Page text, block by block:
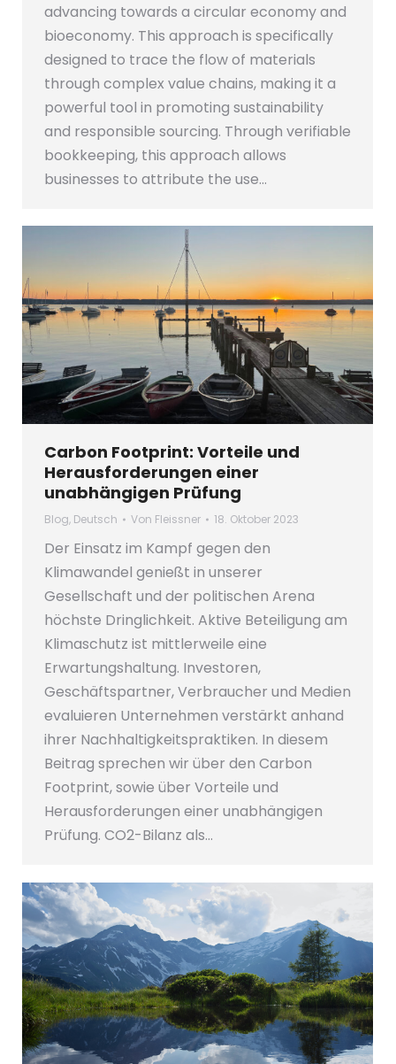
advancing towards a circular economy and
bioeconomy. This approach is specifically
designed to trace the flow of materials
through complex value chains, making it a
powerful tool in promoting sustainability
and responsible sourcing. Through verifiable
bookkeeping, this approach allows
businesses to attribute the use…
Carbon Footprint: Vorteile und
Herausforderungen einer
unabhängigen Prüfung
Blog, Deutsch Von Fleissner 18. Oktober 2023
Der Einsatz im Kampf gegen den
Klimawandel genießt in unserer
Gesellschaft und der politischen Arena
höchste Dringlichkeit. Aktive Beteiligung am
Klimaschutz ist mittlerweile eine
Erwartungshaltung. Investoren,
Geschäftspartner, Verbraucher und Medien
evaluieren Unternehmen verstärkt anhand
ihrer Nachhaltigkeitspraktiken. In diesem
Beitrag sprechen wir über den Carbon
Footprint, sowie über Vorteile und
Herausforderungen einer unabhängigen
Prüfung. CO2-Bilanz als…